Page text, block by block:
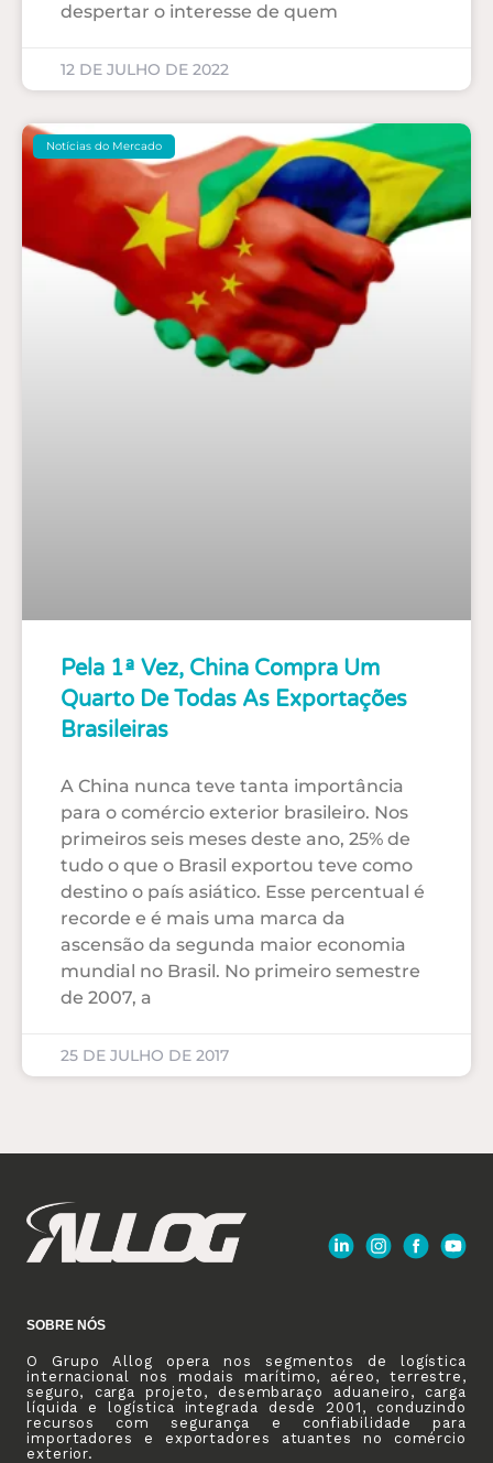
despertar o interesse de quem
12 DE JULHO DE 2022
Notícias do Mercado
Pela 1ª Vez, China Compra Um
Quarto De Todas As Exportações
Brasileiras
A China nunca teve tanta importância
para o comércio exterior brasileiro. Nos
primeiros seis meses deste ano, 25% de
tudo o que o Brasil exportou teve como
destino o país asiático. Esse percentual é
recorde e é mais uma marca da
ascensão da segunda maior economia
mundial no Brasil. No primeiro semestre
de 2007, a
25 DE JULHO DE 2017
SOBRE NÓS
O Grupo Allog opera nos segmentos de logística
internacional nos modais marítimo, aéreo, terrestre,
seguro, carga projeto, desembaraço aduaneiro, carga
líquida e logística integrada desde 2001, conduzindo
recursos com segurança e confiabilidade para
importadores e exportadores atuantes no comércio
exterior.